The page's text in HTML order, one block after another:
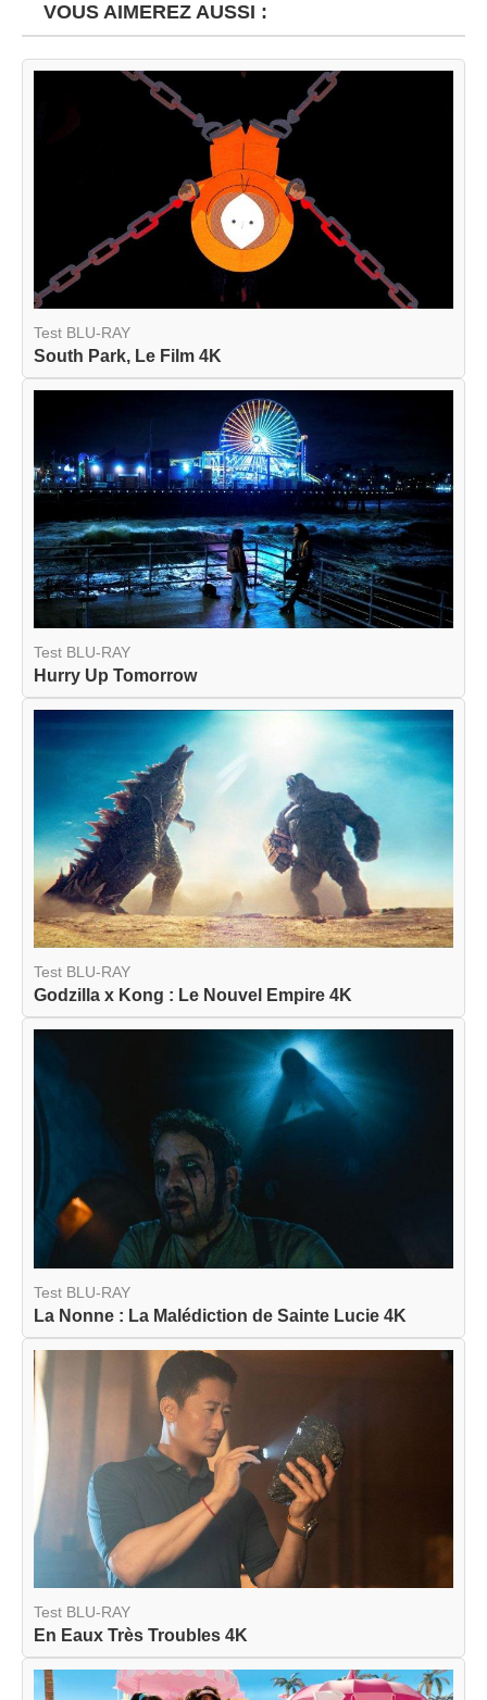
VOUS AIMEREZ AUSSI :
Test BLU-RAY
South Park, Le Film 4K
Test BLU-RAY
Hurry Up Tomorrow
Test BLU-RAY
Godzilla x Kong : Le Nouvel Empire 4K
Test BLU-RAY
La Nonne : La Malédiction de Sainte Lucie 4K
Test BLU-RAY
En Eaux Très Troubles 4K